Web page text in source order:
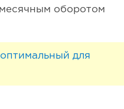
оборотом
для